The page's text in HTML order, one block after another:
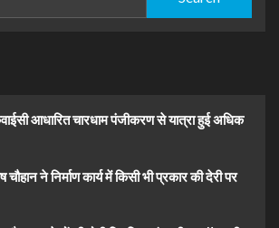
आधारित चारधाम पंजीकरण से यात्रा हुई अधिक
ने निर्माण कार्य में किसी भी प्रकार की देरी पर